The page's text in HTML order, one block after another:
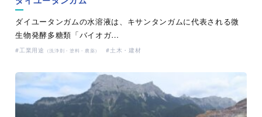
ダイユータンガムの水溶液は、キサンタンガムに代表される微
生物発酵多糖類「バイオガ…
工業用途 （洗浄剤・塗料・農薬） 土木・建材